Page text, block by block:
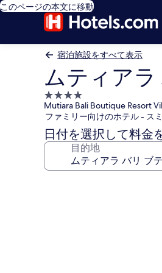
このページの本文に移動
宿泊施設をすべて表示
ムティア
4.0
つ
星
宿
泊
Mutiara Bali Boutique Resort
ファミリー向けのホテル - ス
日付を選択して料金
目的地